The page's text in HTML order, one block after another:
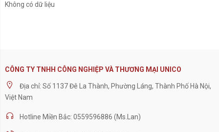
Không có dữ liệu
CÔNG TY TNHH CÔNG NGHIỆP VÀ THƯƠNG MẠI UNICO
Địa chỉ: Số 1137 Đê La Thành, Phường Láng, Thành Phố Hà Nội,
Việt Nam
Hotline Miền Bắc: 0559596886 (Ms.Lan)